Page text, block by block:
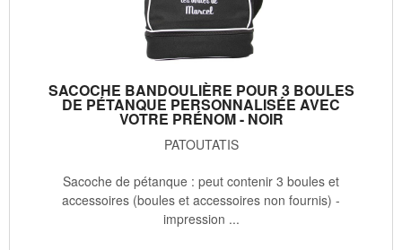
SACOCHE BANDOULIÈRE POUR 3 BOULES
DE PÉTANQUE PERSONNALISÉE AVEC
VOTRE PRÉNOM - NOIR
PATOUTATIS
Sacoche de pétanque : peut contenir 3 boules et
accessoires (boules et accessoires non fournis) -
impression ...